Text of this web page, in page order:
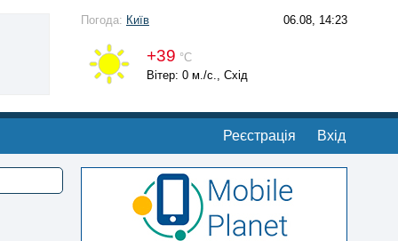
Погода: Київ 06.08, 14:23
+39 °С
Вітер: 0 м./с., Схід
Реєстрація Вхід